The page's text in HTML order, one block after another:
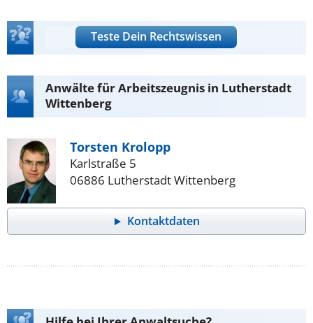
Teste Dein Rechtswissen
Anwälte für Arbeitszeugnis in Lutherstadt
Wittenberg
Torsten Krolopp
Karlstraße 5
06886 Lutherstadt Wittenberg
Kontaktdaten